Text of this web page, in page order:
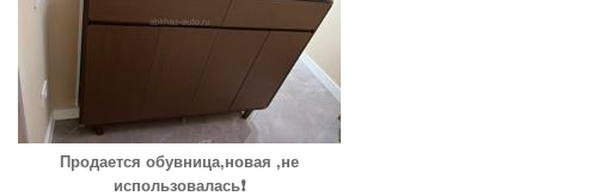
Продается обувница,новая ,не
использовалась❗️